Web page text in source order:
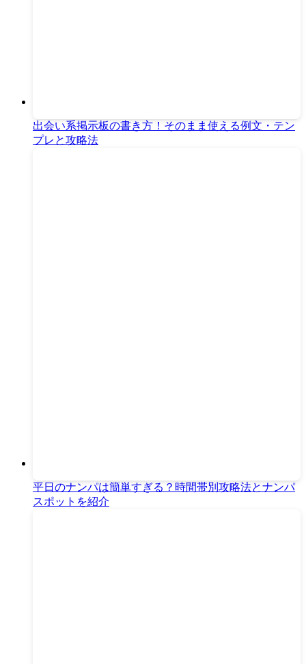
出会い系掲示板の書き方！そのまま使える例文・テン
プレと攻略法
平日のナンパは簡単すぎる？時間帯別攻略法とナンパ
スポットを紹介